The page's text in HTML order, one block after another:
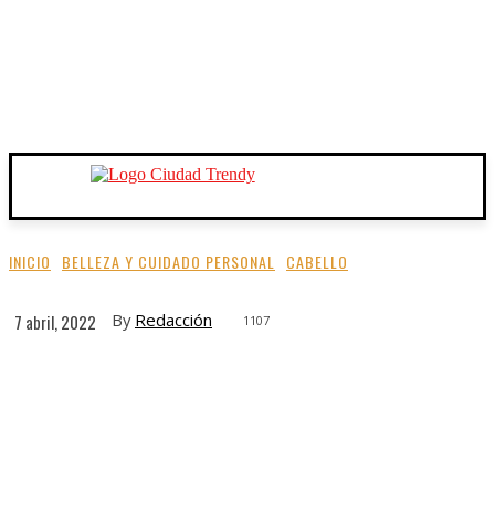
INICIO BELLEZA Y CUIDADO PERSONAL CABELLO
7 abril, 2022 By Redacción 1107